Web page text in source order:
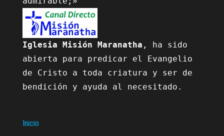
Iglesia Misión Maranatha , ha sido
abierta para predicar el Evangelio
de Cristo a toda criatura y ser de
bendición y ayuda al necesitado.
Inicio